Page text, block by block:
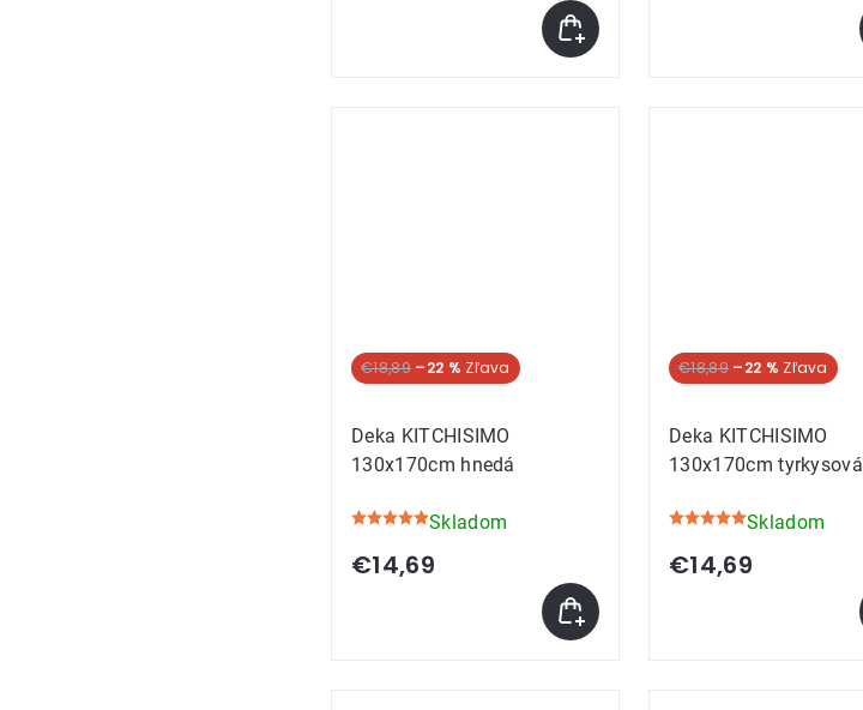
€18,89 –22 %
Deka KITCHISIMO
130x170cm hnedá
Priemerné
hodnotenie
Skladom
€14,69
€18,89 –22 %
Deka KITCHISIMO
130x170cm tyrkysová
Priemerné
hodnotenie
Skladom
€14,69